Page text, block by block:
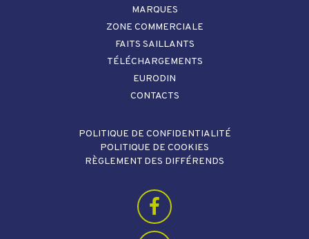
MARQUES
ZONE COMMERCIALE
FAITS SAILLANTS
TÉLÉCHARGEMENTS
EURODIN
CONTACTS
POLITIQUE DE CONFIDENTIALITÉ
POLITIQUE DE COOKIES
RÈGLEMENT DES DIFFÉRENDS